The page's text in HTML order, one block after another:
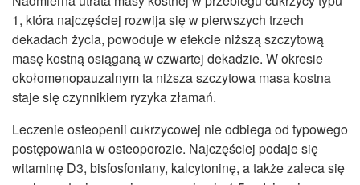
1, która najczęściej rozwija się w pierwszych trzech
dekadach życia, powoduje w efekcie niższą szczytową
masę kostną osiąganą w czwartej dekadzie. W okresie
okołomenopauzalnym ta niższa szczytowa masa kostna
staje się czynnikiem ryzyka złamań.
Leczenie osteopenii cukrzycowej nie odbiega od typowego
postępowania w osteoporozie. Najczęściej podaje się
witaminę D3, bisfosfoniany, kalcytoninę, a także zaleca się